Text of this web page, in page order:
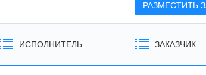
РАЗМЕСТИТЬ
ИСПОЛНИТЕЛЬ ЗАКАЗЧИК